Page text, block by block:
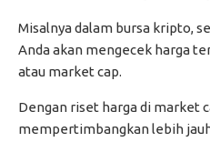
Misalnya dalam bursa kripto,
Anda akan mengecek harga
atau market cap.
Dengan riset harga di market
mempertimbangkan lebih